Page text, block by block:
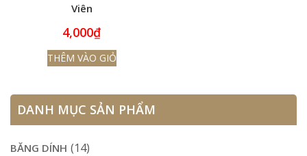
Viên
4,000₫
THÊM VÀO GIỎ
DANH MỤC SẢN PHẨM
BĂNG DÍNH (14)